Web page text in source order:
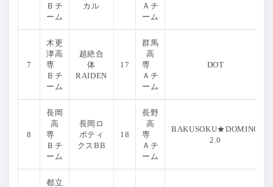
Ｂチ
ーム
カル
Ａチ
ーム
7
木更
津高
専
Ｂチ
ーム
超絶合
体
RAIDEN
17
群馬
高
専
Ａチ
ーム
DOT
8
長岡
高
専
Ｂチ
ーム
長岡ロ
ボティ
クスBB
18
長野
高
専
Ａチ
ーム
BAKUSOKU★DOMINO
2.0
都立